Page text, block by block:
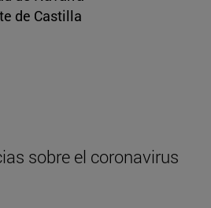
de Castilla
sobre el coronavirus